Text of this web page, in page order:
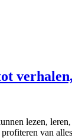
lezen,
van